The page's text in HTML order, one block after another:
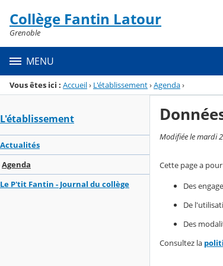
Menu de la rubrique
Contenu
Collège Fantin Latour
Grenoble
MENU
Vous êtes ici : Accueil› L'établissement›Agenda›
L'établissement
Actualités
Agenda
Le P'tit Fantin - Journal du collège
Modifiée le mardi
Cette page a
Des
De
Des
Consultez la